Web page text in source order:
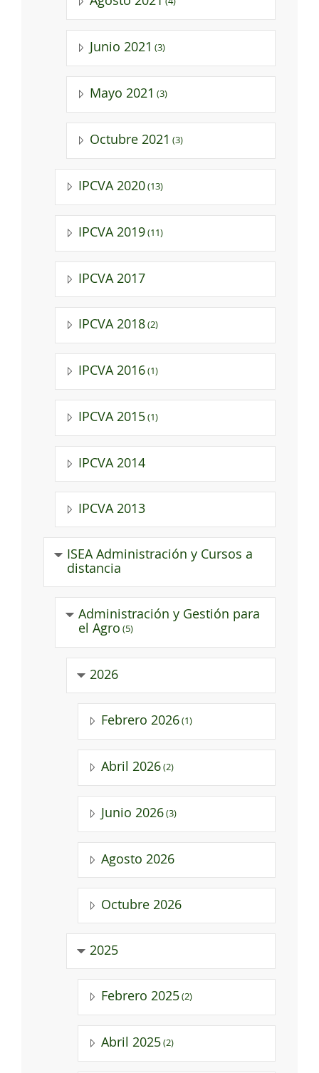
(4)
Junio 2021 (3)
Mayo 2021 (3)
Octubre 2021 (3)
IPCVA 2020 (13)
IPCVA 2019 (11)
IPCVA 2017
IPCVA 2018 (2)
IPCVA 2016 (1)
IPCVA 2015 (1)
IPCVA 2014
IPCVA 2013
ISEA Administración y Cursos a
distancia
Administración y Gestión para
el Agro (5)
2026
Febrero 2026 (1)
Abril 2026 (2)
Junio 2026 (3)
Agosto 2026
Octubre 2026
2025
Febrero 2025 (2)
Abril 2025 (2)